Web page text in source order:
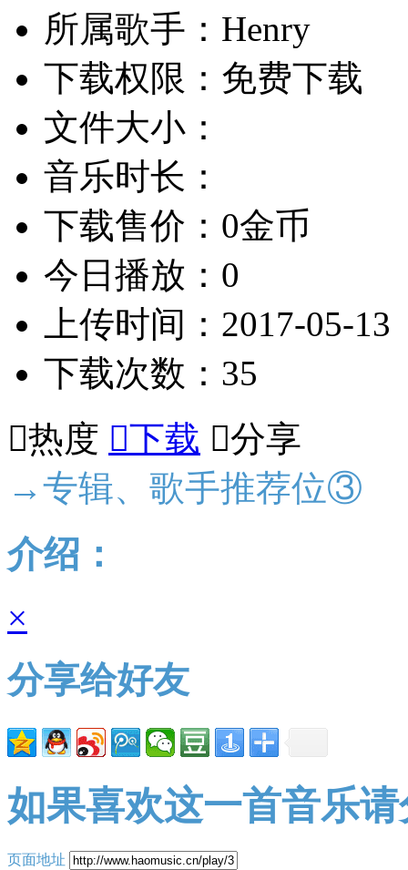
所属歌手：Henry
下载权限：免费下载
文件大小：
音乐时长：
下载售价：0金币
今日播放：0
上传时间：2017-05-13
下载次数：35
热度 下载 分享
→专辑、歌手推荐位③
介绍：
×
分享给好友
如果喜欢这一首音乐
页面地址